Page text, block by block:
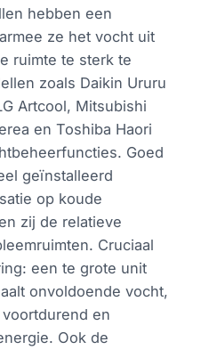
hebben een
ze het vocht uit
ruimte te sterk te
zoals Daikin Ururu
Artcool, Mitsubishi
en Toshiba Haori
Goed
geïnstalleerd
op koude
zij de relatieve
Cruciaal
een te grote unit
onvoldoende vocht,
en
Ook de